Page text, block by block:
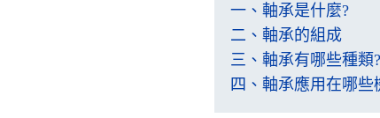
一、軸承是什麼?
二、軸承的組成
三、軸承有哪些種類?
四、軸承應用在哪些